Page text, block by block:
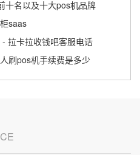
十名以及十大pos机品牌
saas
拉卡拉收钱吧客服电话
刷pos机手续费是多少